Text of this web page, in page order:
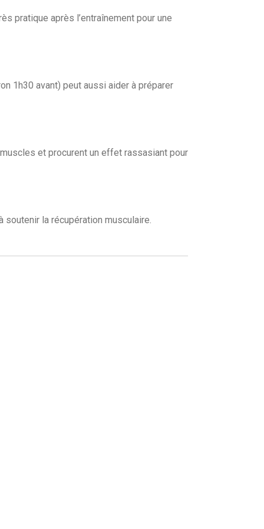
pratique après l’entraînement pour une
1h30 avant) peut aussi aider à préparer
et procurent un effet rassasiant pour
la récupération musculaire.